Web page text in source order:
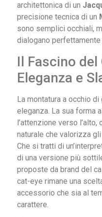
architettonica di un
precisione tecnica di un
sono semplici occhiali,
dialogano
Il Fascino del
Eleganza e
La montatura a occhio
eleganza. La sua forma
l’attenzione verso l’alto,
naturale che valorizza
Che si tratti di
di una versione più
proposte da brand del
cat-eye rimane una
accessorio che sia al
carattere.